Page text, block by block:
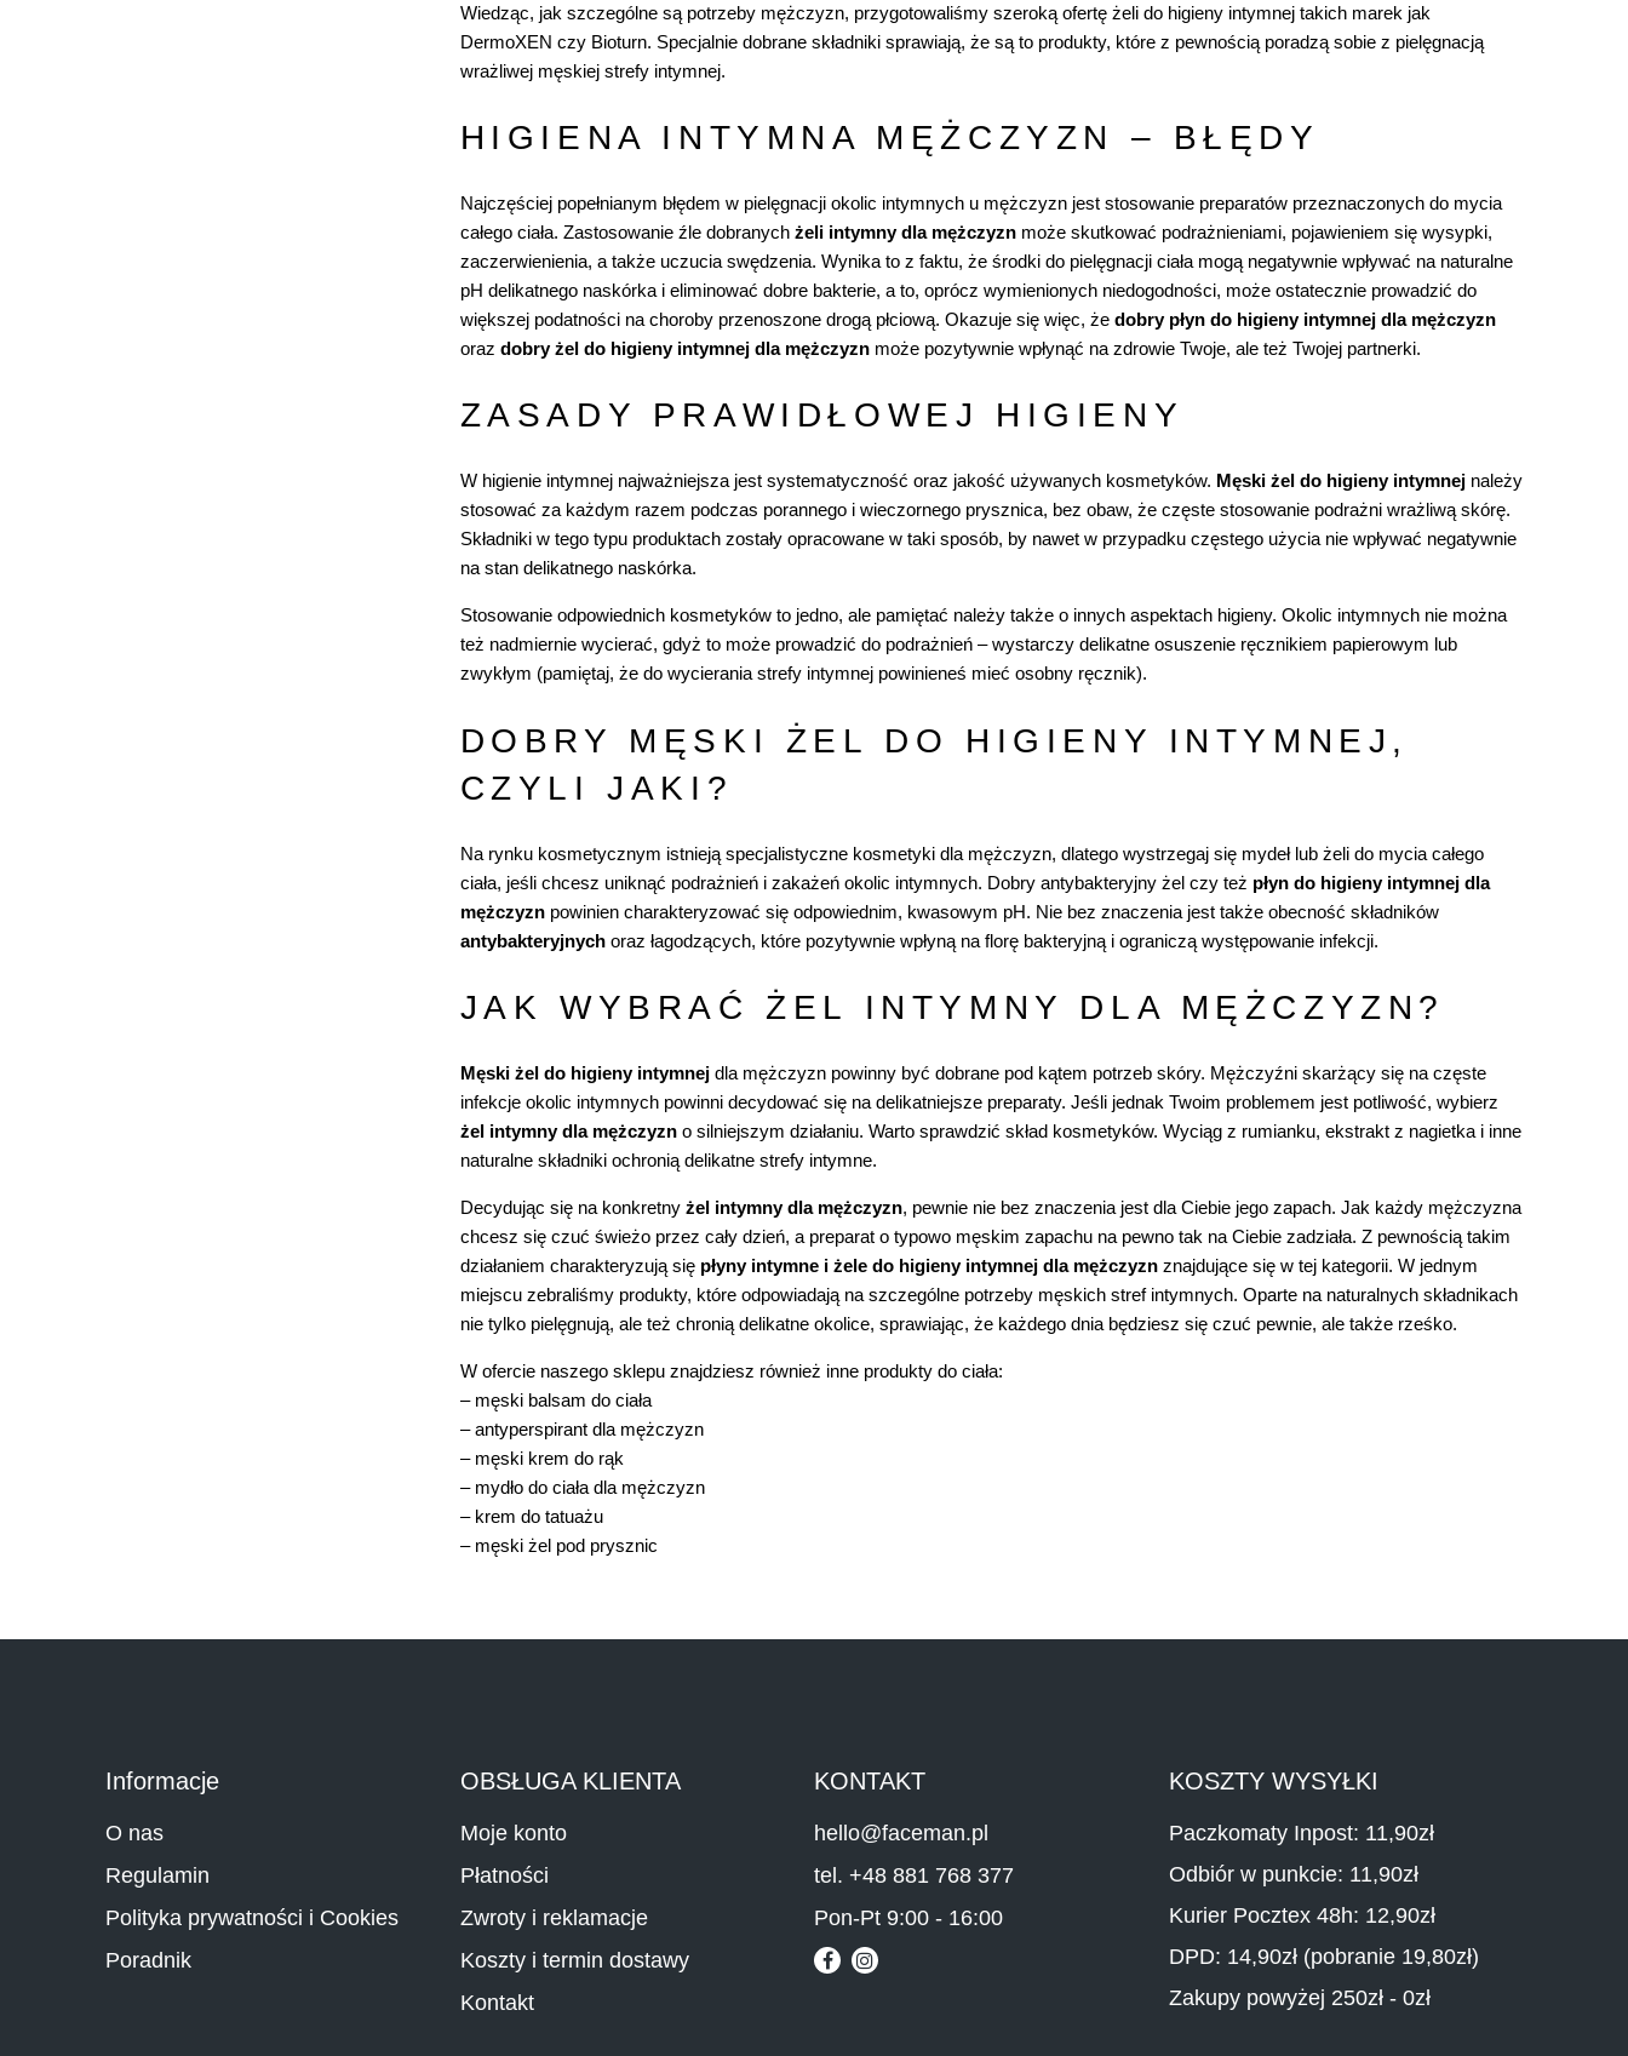
Wiedząc, jak szczególne są potrzeby mężczyzn, przygotowaliśmy szeroką ofertę żeli do higieny intymnej takich marek jak
DermoXEN czy Bioturn. Specjalnie dobrane składniki sprawiają, że są to produkty, które z pewnością poradzą sobie z pielęgnacją
wrażliwej męskiej strefy intymnej.
HIGIENA INTYMNA MĘŻCZYZN – BŁĘDY
Najczęściej popełnianym błędem w pielęgnacji okolic intymnych u mężczyzn jest stosowanie preparatów przeznaczonych do mycia
całego ciała. Zastosowanie źle dobranych żeli intymny dla mężczyznmoże skutkować podrażnieniami, pojawieniem się wysypki,
zaczerwienienia, a także uczucia swędzenia. Wynika to z faktu, że środki do pielęgnacji ciała mogą negatywnie wpływać na naturalne
pH delikatnego naskórka i eliminować dobre bakterie, a to, oprócz wymienionych niedogodności, może ostatecznie prowadzić do
większej podatności na choroby przenoszone drogą płciową. Okazuje się więc, że dobry płyn do higieny intymnej dla mężczyzn
oraz dobry żel do higieny intymnej dla mężczyznmoże pozytywnie wpłynąć na zdrowie Twoje, ale też Twojej partnerki.
ZASADY PRAWIDŁOWEJ HIGIENY
W higienie intymnej najważniejsza jest systematyczność oraz jakość używanych kosmetyków. Męski żel do higieny intymnejnależy
stosować za każdym razem podczas porannego i wieczornego prysznica, bez obaw, że częste stosowanie podrażni wrażliwą skórę.
Składniki w tego typu produktach zostały opracowane w taki sposób, by nawet w przypadku częstego użycia nie wpływać negatywnie
na stan delikatnego naskórka.
Stosowanie odpowiednich kosmetyków to jedno, ale pamiętać należy także o innych aspektach higieny. Okolic intymnych nie można
też nadmiernie wycierać, gdyż to może prowadzić do podrażnień – wystarczy delikatne osuszenie ręcznikiem papierowym lub
zwykłym (pamiętaj, że do wycierania strefy intymnej powinieneś mieć osobny ręcznik).
DOBRY MĘSKI ŻEL DO HIGIENY INTYMNEJ,
CZYLI JAKI?
Na rynku kosmetycznym istnieją specjalistyczne kosmetyki dla mężczyzn, dlatego wystrzegaj się mydeł lub żeli do mycia całego
ciała, jeśli chcesz uniknąć podrażnień i zakażeń okolic intymnych. Dobry antybakteryjny żel czy też płyn do higieny intymnej dla
mężczyznpowinien charakteryzować się odpowiednim, kwasowym pH. Nie bez znaczenia jest także obecność składników
antybakteryjnychoraz łagodzących, które pozytywnie wpłyną na florę bakteryjną i ograniczą występowanie infekcji.
JAK WYBRAĆ ŻEL INTYMNY DLA MĘŻCZYZN?
Męski żel do higieny intymnej dla mężczyzn powinny być dobrane pod kątem potrzeb skóry. Mężczyźni skarżący się na częste
infekcje okolic intymnych powinni decydować się na delikatniejsze preparaty. Jeśli jednak Twoim problemem jest potliwość, wybierz
żel intymny dla mężczyzno silniejszym działaniu. Warto sprawdzić skład kosmetyków. Wyciąg z rumianku, ekstrakt z nagietka i inne
naturalne składniki ochronią delikatne strefy intymne.
Decydując się na konkretny żel intymny dla mężczyzn, pewnie nie bez znaczenia jest dla Ciebie jego zapach. Jak każdy mężczyzna
chcesz się czuć świeżo przez cały dzień, a preparat o typowo męskim zapachu na pewno tak na Ciebie zadziała. Z pewnością takim
działaniem charakteryzują się płyny intymne i żele do higieny intymnej dla mężczyznznajdujące się w tej kategorii. W jednym
miejscu zebraliśmy produkty, które odpowiadają na szczególne potrzeby męskich stref intymnych. Oparte na naturalnych składnikach
nie tylko pielęgnują, ale też chronią delikatne okolice, sprawiając, że każdego dnia będziesz się czuć pewnie, ale także rześko.
W ofercie naszego sklepu znajdziesz również inne produkty do ciała:
– męski balsam do ciała
–antyperspirant dla mężczyzn
– męski krem do rąk
– mydło do ciała dla mężczyzn
– krem do tatuażu
– męski żel pod prysznic
Informacje
O nas
Regulamin
Polityka prywatności i Cookies
Poradnik
OBSŁUGA KLIENTA
Moje konto
Płatności
Zwroty i reklamacje
Koszty i termin dostawy
Kontakt
KONTAKT
hello@faceman.pl
tel. +48 881 768 377
Pon-Pt 9:00 - 16:00
KOSZTY WYSYŁKI
Paczkomaty Inpost: 11,90zł
Odbiór w punkcie: 11,90zł
Kurier Pocztex 48h: 12,90zł
DPD: 14,90zł (pobranie 19,80zł)
Zakupy powyżej 250zł - 0zł